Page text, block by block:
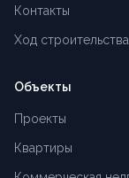
Контакты
Ход строительства
Объекты
Проекты
Квартиры